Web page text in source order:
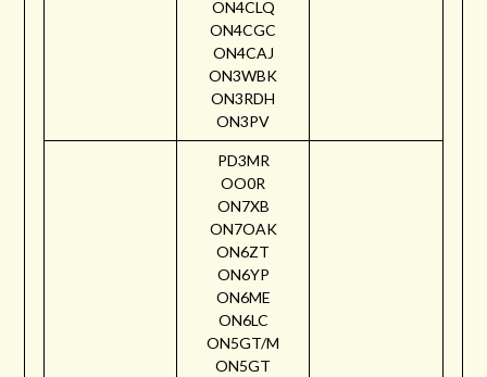
ON4CLQ
ON4CGC
ON4CAJ
ON3WBK
ON3RDH
ON3PV
PD3MR
OO0R
ON7XB
ON7OAK
ON6ZT
ON6YP
ON6ME
ON6LC
ON5GT/M
ON5GT